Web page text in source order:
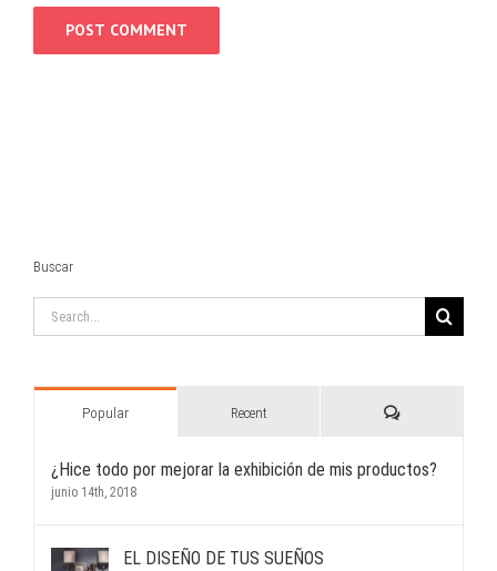
Buscar
Search
for:
Popular Recent Comments
¿Hice todo por mejorar la exhibición de mis productos?
junio 14th, 2018
EL DISEÑO DE TUS SUEÑOS